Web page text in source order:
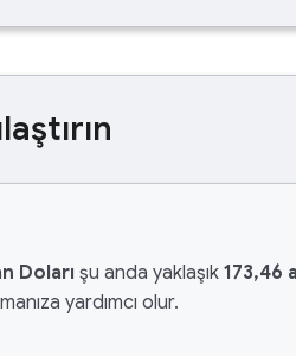
Doları şu anda yaklaşık 173,46
yardımcı olur.